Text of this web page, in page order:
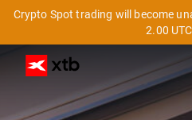
Crypto Spot trading will become
2.00